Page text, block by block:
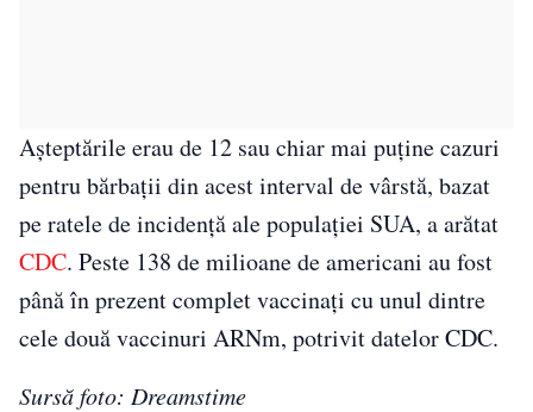
Aşteptările erau de 12 sau chiar mai puţine cazuri
pentru bărbaţii din acest interval de vârstă, bazat
pe ratele de incidenţă ale populaţiei SUA, a arătat
CDC. Peste 138 de milioane de americani au fost
până în prezent complet vaccinaţi cu unul dintre
cele două vaccinuri ARNm, potrivit datelor CDC.
Sursă foto: Dreamstime